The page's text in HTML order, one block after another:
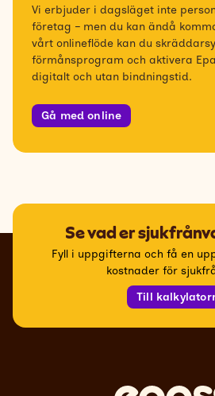
Vi erbjuder i dagsläget inte
företag – men du kan ändå
vårt onlineflöde kan du
förmånsprogram och aktivera
digitalt och utan bindningstid.
Gå med online
Se vad er
Fyll i uppgifterna och få en
kostnader för
Till